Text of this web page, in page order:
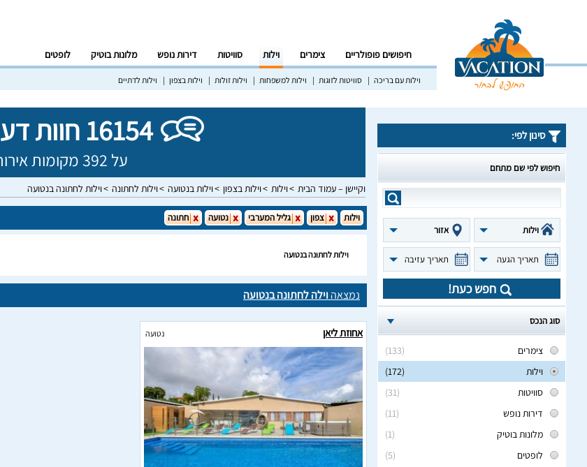
חיפושים פופולריים צימרים וילות סוויטות דירות נופש מלונות בוטיק לופטים
וילות עם בריכה סוויטות לזוגות וילות למשפחות וילות זולות וילות בצפון וילות לדתיים
16154 חוות דעת מאומתות!
על 392 מקומות אירוח שונים בישראל
וקיישן – עמוד הבית וילות וילות בצפון וילות בנטועה וילות לחתונה וילות לחתונה בנטועה
סינון לפי:
חיפוש לפי שם מתחם
וילות אזור
תאריך הגעה תאריך עזיבה
חפש כעת!
סוג הנכס
(133)
צימרים
(172)
וילות
(31)
סוויטות
(11)
דירות נופש
(1)
מלונות בוטיק
(5)
לופטים
וילות צפון גליל המערבי נטועה חתונה
וילות לחתונה בנטועה
נמצאהוילה לחתונה בנטועה
אחוזת ליאן נטועה